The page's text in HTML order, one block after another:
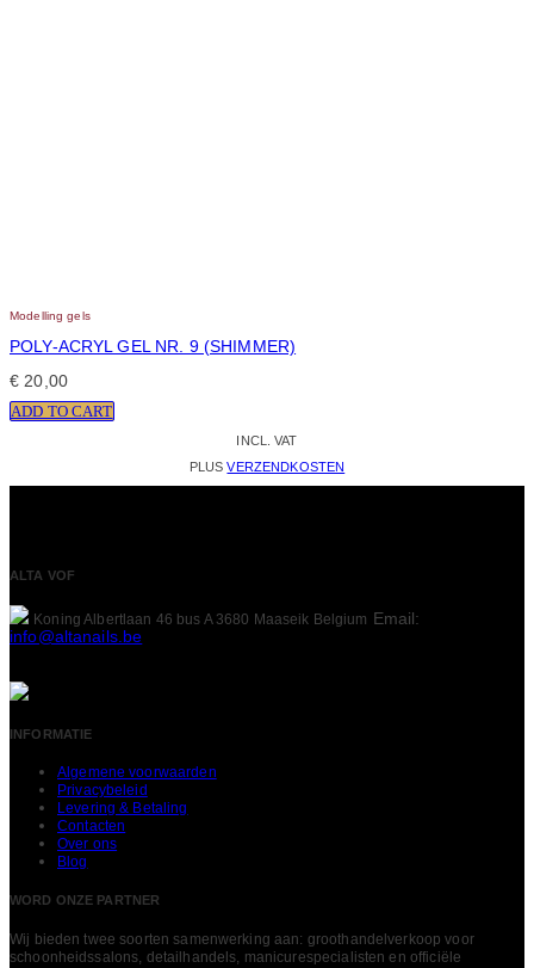
Modelling gels
POLY-ACRYL GEL NR. 9 (SHIMMER)
€ 20,00
ADD TO CART
INCL. VAT
PLUSVERZENDKOSTEN
ALTA VOF
Koning Albertlaan 46 bus A 3680 Maaseik Belgium Email:
info@altanails.be
INFORMATIE
Algemene voorwaarden
Privacybeleid
Levering & Betaling
Contacten
Over ons
Blog
WORD ONZE PARTNER
Wij bieden twee soorten samenwerking aan: groothandelverkoop voor
schoonheidssalons, detailhandels, manicurespecialisten en officiële